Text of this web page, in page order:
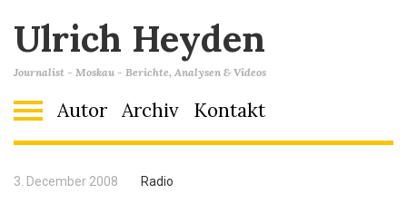
Ulrich Heyden
Journalist - Moskau - Berichte, Analysen & Videos
Autor Archiv Kontakt
3. December 2008 Radio